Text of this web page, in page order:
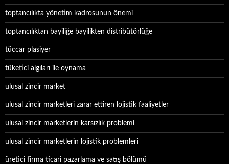
toptancılıkta yönetim kadrosunun önemi
toptancılıktan bayiliğe bayilikten distribütörlüğe
tüccar plasiyer
tüketici algıları ile oynama
ulusal zincir market
ulusal zincir marketleri zarar ettiren lojistik faaliyetler
ulusal zincir marketlerin karsızlık problemi
ulusal zincir marketlerin lojistik problemleri
üretici firma ticari pazarlama ve satış bölümü